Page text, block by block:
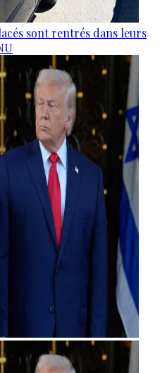
sont rentrés dans leurs